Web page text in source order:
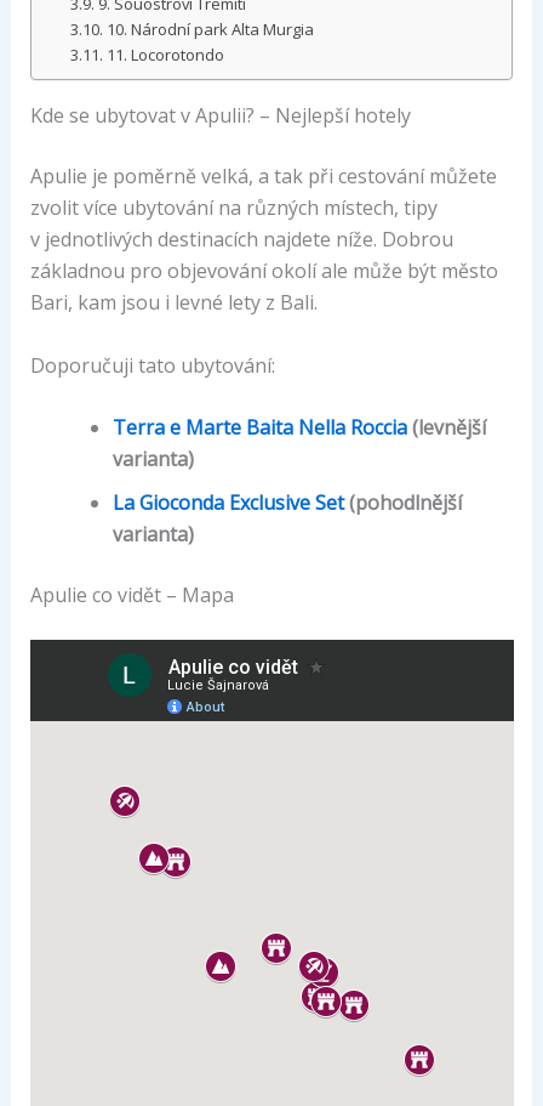
10. Národní park Alta Murgia
11. Locorotondo
Kde se ubytovat v Apulii? – Nejlepší hotely
Apulie je poměrně velká, a tak při cestování můžete
zvolit více ubytování na různých místech, tipy
v jednotlivých destinacích najdete níže. Dobrou
základnou pro objevování okolí ale může být město
Bari, kam jsou i levné lety z Bali.
Doporučuji tato ubytování:
Terra e Marte Baita Nella Roccia(levnější
varianta)
La Gioconda Exclusive Set(pohodlnější
varianta)
Apulie co vidět – Mapa